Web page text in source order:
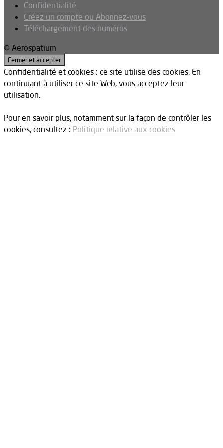
Confidentialité
Créez un compte ou Abonnez-vous
Téléchargement des numéros
© Aerospatium
Confidentialité et cookies : ce site utilise des cookies. En
continuant à utiliser ce site Web, vous acceptez leur
utilisation.
Pour en savoir plus, notamment sur la façon de contrôler les
cookies, consultez : Politique relative aux cookies